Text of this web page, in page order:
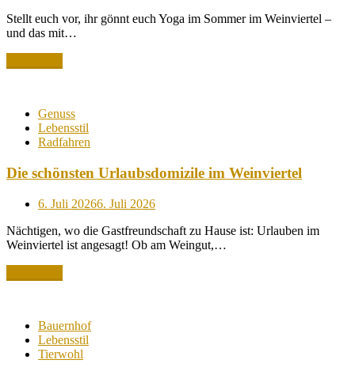
Stellt euch vor, ihr gönnt euch Yoga im Sommer im Weinviertel –
und das mit…
Genuss
Lebensstil
Radfahren
Die schönsten Urlaubsdomizile im Weinviertel
Posted
6. Juli 20266. Juli 2026
Nächtigen, wo die Gastfreundschaft zu Hause ist: Urlauben im
Weinviertel ist angesagt! Ob am Weingut,…
Bauernhof
Lebensstil
Tierwohl